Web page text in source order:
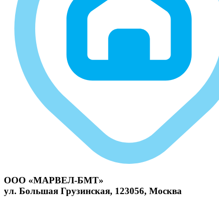
ООО «МАРВЕЛ-БМТ»
ул. Большая Грузинская, 123056, Москва